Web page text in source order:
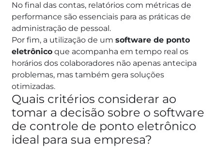
No final das contas, relatórios com métricas de
performance são essenciais para as práticas de
administração de pessoal.
Por fim, a utilização de um software de ponto
eletrônico que acompanha em tempo real os
horários dos colaboradores não apenas antecipa
problemas, mas também gera soluções
otimizadas.
Quais critérios considerar ao
tomar a decisão sobre o software
de controle de ponto eletrônico
ideal para sua empresa?